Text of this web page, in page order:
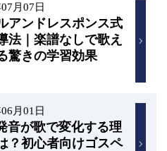
月07日
アンドレスポンス式
法｜楽譜なしで歌え
驚きの学習効果
月01日
音が歌で変化する理
？初心者向けゴスペ